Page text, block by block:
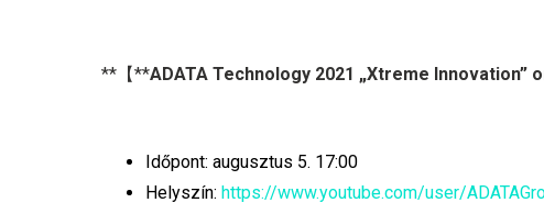
**【**ADATA Technology 2021 „Xtreme Innovation”
Időpont: augusztus 5. 17:00
Helyszín:https://www.youtube.com/user/